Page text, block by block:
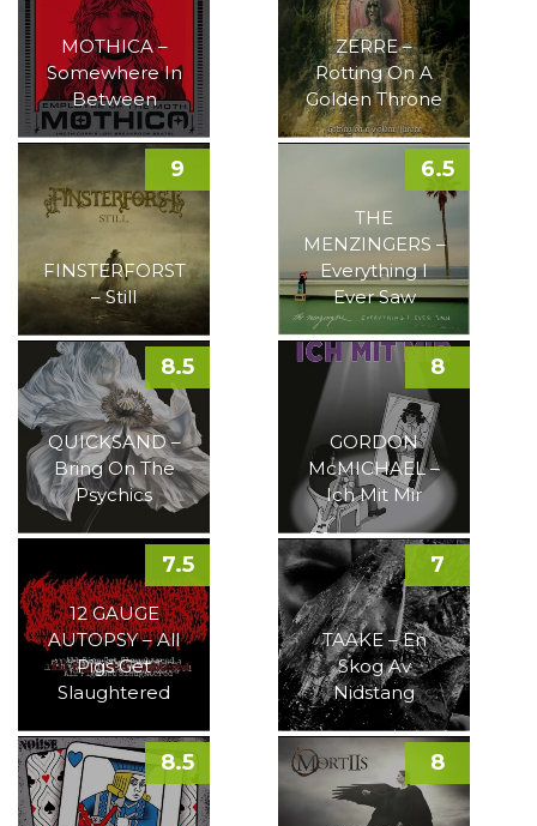
MOTHICA –
Somewhere In
Between
ZERRE –
Rotting On A
Golden Throne
FINSTERFORST
– Still
9
THE
MENZINGERS –
Everything I
Ever Saw
6.5
QUICKSAND –
Bring On The
Psychics
8.5
GORDON
McMICHAEL –
Ich Mit Mir
8
12 GAUGE
AUTOPSY – All
Pigs Get
Slaughtered
7.5
TAAKE – En
Skog Av
Nidstang
7
8.5 8